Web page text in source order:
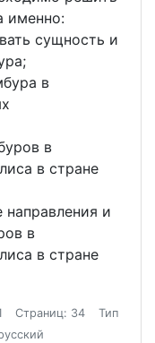
именно:
сущность и
в
в
в стране
направления и
в
в стране
Страниц: 34
Тип